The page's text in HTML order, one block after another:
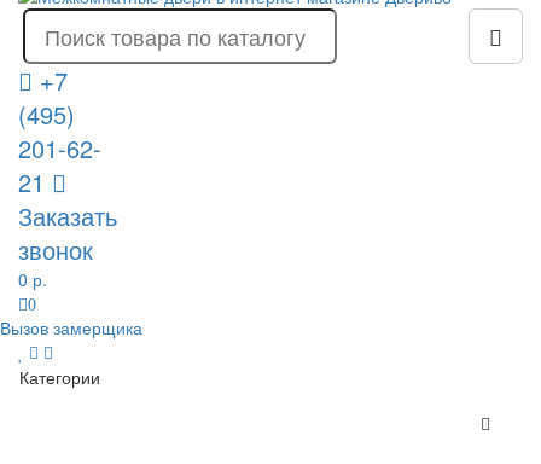
+7
(495)
201-62-
21
Заказать
звонок
0 р.
0
Вызов замерщика
Категории